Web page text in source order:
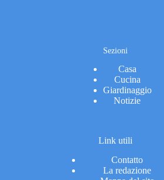
Sezioni
Casa
Cucina
Giardinaggio
Notizie
Link utili
Contatto
La redazione